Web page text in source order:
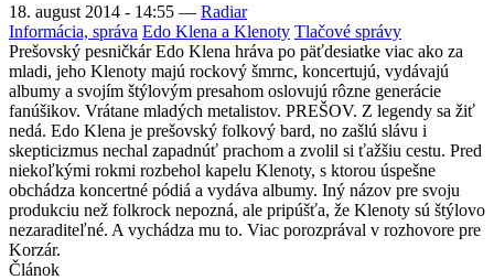
18. august 2014 - 14:55 — Radiar
Informácia, správa Edo Klena a Klenoty Tlačové správy
Prešovský pesničkár Edo Klena hráva po päťdesiatke viac ako za
mladi, jeho Klenoty majú rockový šmrnc, koncertujú, vydávajú
albumy a svojím štýlovým presahom oslovujú rôzne generácie
fanúšikov. Vrátane mladých metalistov. PREŠOV. Z legendy sa žiť
nedá. Edo Klena je prešovský folkový bard, no zašlú slávu i
skepticizmus nechal zapadnúť prachom a zvolil si ťažšiu cestu. Pred
niekoľkými rokmi rozbehol kapelu Klenoty, s ktorou úspešne
obchádza koncertné pódiá a vydáva albumy. Iný názov pre svoju
produkciu než folkrock nepozná, ale pripúšťa, že Klenoty sú štýlovo
nezaraditeľné. A vychádza mu to. Viac porozprával v rozhovore pre
Korzár.
Článok